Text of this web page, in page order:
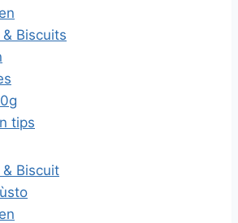
Biscuits
tips
Biscuit